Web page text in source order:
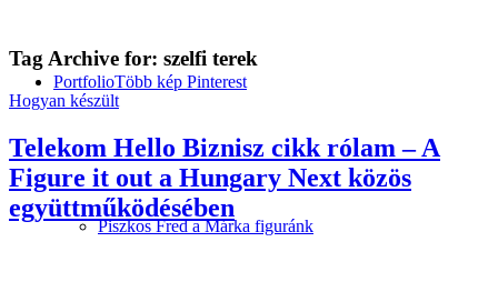
PortfolioTöbb kép Pinterest
Piszkos Fred a Márka figuránk
Tag Archive for: szelfi terek
Hogyan készült
Telekom Hello Biznisz cikk rólam – A
Figure it out a Hungary Next közös
együttműködésében